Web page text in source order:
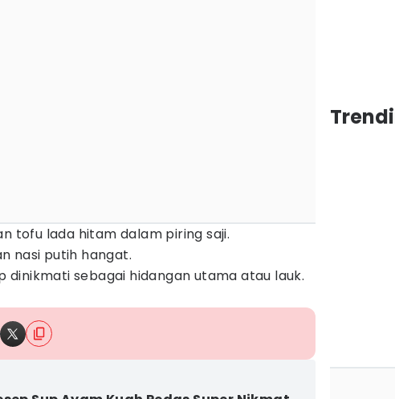
tofu lada hitam dalam piring saji.
nasi putih hangat.
dinikmati sebagai hidangan utama atau lauk.